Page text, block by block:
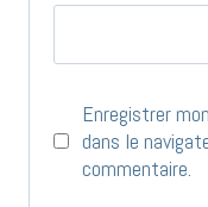
Enregistrer
dans le
commentaire.